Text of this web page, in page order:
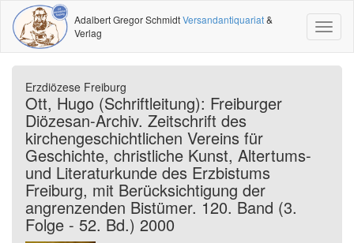
Adalbert Gregor SchmidtVersandantiquariat&
Verlag
Erzdiözese Freiburg
Ott, Hugo (Schriftleitung): Freiburger
Diözesan-Archiv. Zeitschrift des
kirchengeschichtlichen Vereins für
Geschichte, christliche Kunst, Altertums-
und Literaturkunde des Erzbistums
Freiburg, mit Berücksichtigung der
angrenzenden Bistümer. 120. Band (3.
Folge - 52. Bd.) 2000